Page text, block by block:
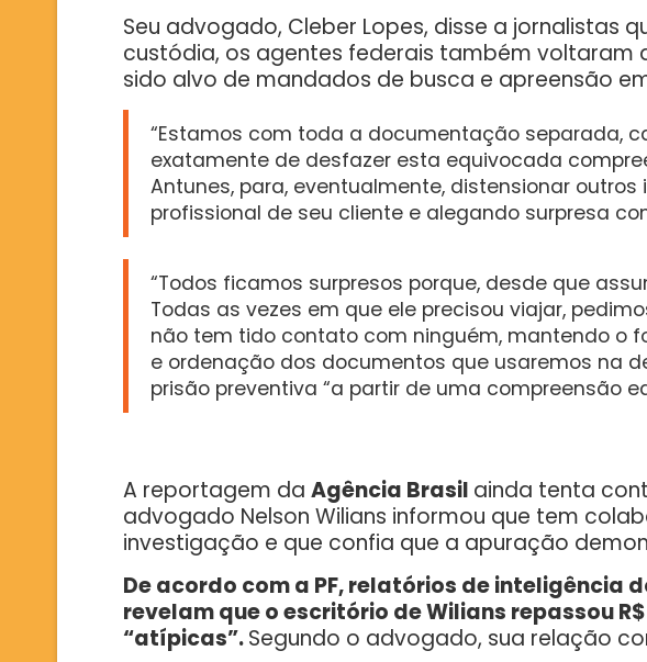
Seu advogado, Cleber Lopes, disse a jornalistas
custódia, os agentes federais também voltaram
sido alvo de mandados de busca e apreensão
“Estamos com toda a documentação separada,
exatamente de desfazer esta equivocada
Antunes, para, eventualmente, distensionar
profissional de seu cliente e alegando surpresa
“Todos ficamos surpresos porque, desde que
Todas as vezes em que ele precisou viajar,
não tem tido contato com ninguém, mantendo o
e ordenação dos documentos que usaremos na
prisão preventiva “a partir de uma compreensão
A reportagem da Agência Brasil ainda tenta
advogado Nelson Wilians informou que tem
investigação e que confia que a apuração
De acordo com a PF, relatórios de inteligência
revelam que o escritório de Wilians repassou
“atípicas”.Segundo o advogado, sua relação